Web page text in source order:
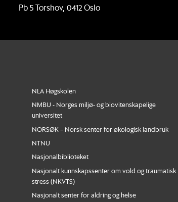
Pb 5 Torshov, 0412 Oslo
NLA Høgskolen
NMBU - Norges miljø- og biovitenskapelige
universitet
NORSØK – Norsk senter for økologisk landbruk
NTNU
Nasjonalbiblioteket
Nasjonalt kunnskapssenter om vold og traumatisk
stress (NKVTS)
Nasjonalt senter for aldring og helse